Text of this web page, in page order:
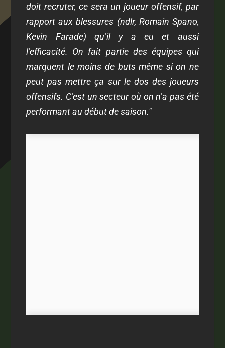
doit recruter, ce sera un joueur offensif, par
rapport aux blessures (ndlr, Romain Spano,
Kevin Farade) qu’il y a eu et aussi
l’efficacité. On fait partie des équipes qui
marquent le moins de buts même si on ne
peut pas mettre ça sur le dos des joueurs
offensifs. C’est un secteur où on n’a pas été
performant au début de saison."